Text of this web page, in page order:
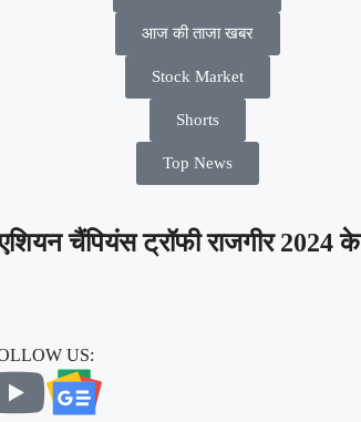
आज की ताजा खबर
Stock Market
Shorts
Top News
चैंपियंस ट्रॉफी राजगीर 2024 के
US: